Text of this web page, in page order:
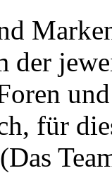
der
für